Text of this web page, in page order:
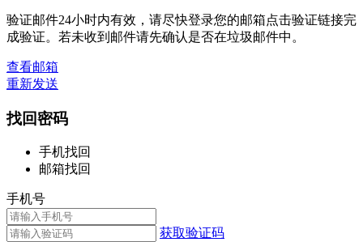
验证邮件24小时内有效，请尽快登录您的邮箱点击验证链接完
成验证。若未收到邮件请先确认是否在垃圾邮件中。
查看邮箱
重新发送
找回密码
手机找回
邮箱找回
手机号
获取验证码